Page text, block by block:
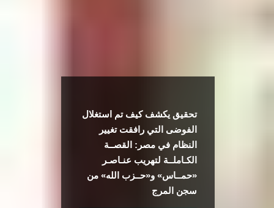
تحقيق يكشف كيف تم استغلال
الفوضى التي رافقت تغيير
النظام في مصر: القصــة
الكـاملــة لتهريب عنـاصـر
«حمــاس» و«حــزب الله» من
سجن المرج